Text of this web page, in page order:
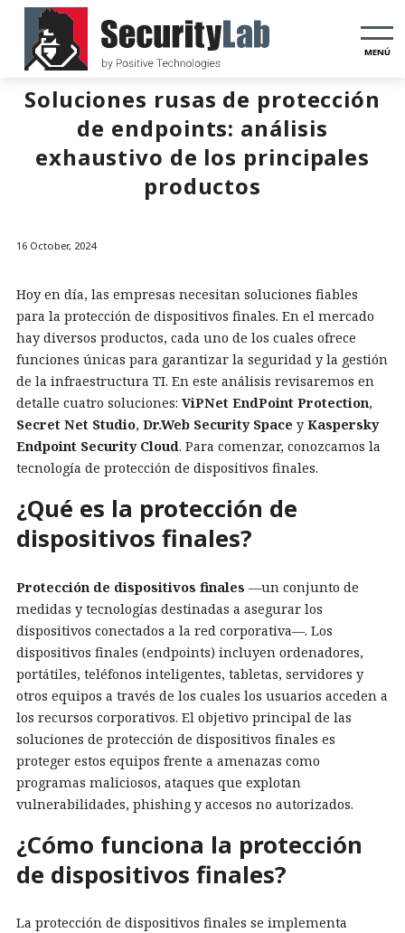
MENÚ
Soluciones rusas de protección
de endpoints: análisis
exhaustivo de los principales
productos
16 October, 2024
Hoy en día, las empresas necesitan soluciones fiables
para la protección de dispositivos finales. En el mercado
hay diversos productos, cada uno de los cuales ofrece
funciones únicas para garantizar la seguridad y la gestión
de la infraestructura TI. En este análisis revisaremos en
detalle cuatro soluciones: ViPNet EndPoint Protection,
Secret Net Studio, Dr.Web Security Space y Kaspersky
Endpoint Security Cloud. Para comenzar, conozcamos la
tecnología de protección de dispositivos finales.
¿Qué es la protección de
dispositivos finales?
Protección de dispositivos finales —un conjunto de
medidas y tecnologías destinadas a asegurar los
dispositivos conectados a la red corporativa—. Los
dispositivos finales (endpoints) incluyen ordenadores,
portátiles, teléfonos inteligentes, tabletas, servidores y
otros equipos a través de los cuales los usuarios acceden a
los recursos corporativos. El objetivo principal de las
soluciones de protección de dispositivos finales es
proteger estos equipos frente a amenazas como
programas maliciosos, ataques que explotan
vulnerabilidades, phishing y accesos no autorizados.
¿Cómo funciona la protección
de dispositivos finales?
La protección de dispositivos finales se implementa